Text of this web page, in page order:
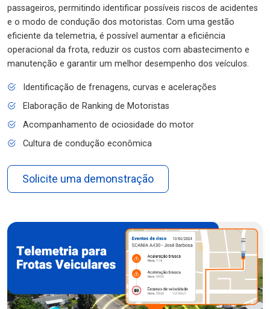
passageiros, permitindo identificar possíveis riscos de acidentes
e o modo de condução dos motoristas. Com uma gestão
eficiente da telemetria, é possível aumentar a eficiência
operacional da frota, reduzir os custos com abastecimento e
manutenção e garantir um melhor desempenho dos veículos.
Identificação de frenagens, curvas e acelerações
Elaboração de Ranking de Motoristas
Acompanhamento de ociosidade do motor
Cultura de condução econômica
Solicite uma demonstração